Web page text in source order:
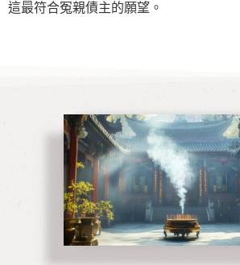
這最符合冤親債主的願望。